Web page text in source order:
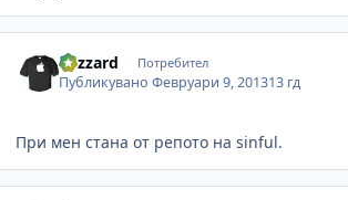
blizzard Потребител
ПубликуваноФевруари 9, 201313 гд
При мен стана от репото на sinful.